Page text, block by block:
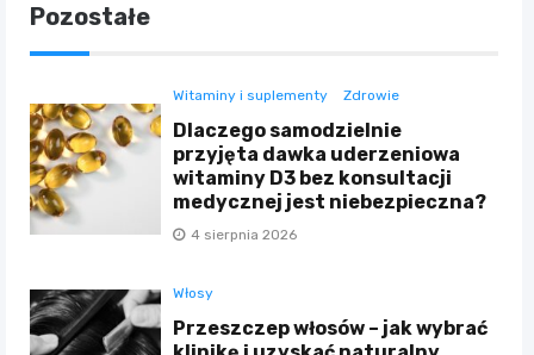
Pozostałe
Witaminy i suplementy Zdrowie
Dlaczego samodzielnie
przyjęta dawka uderzeniowa
witaminy D3 bez konsultacji
medycznej jest niebezpieczna?
4 sierpnia 2026
Włosy
Przeszczep włosów – jak wybrać